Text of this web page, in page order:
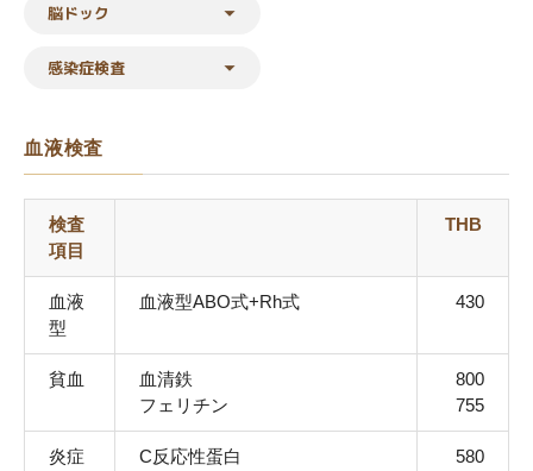
脳ドック
感染症検査
血液検査
検査
項目
THB
血液
型
血液型ABO式+Rh式 430
貧血
血清鉄
フェリチン
800
755
炎症
C反応性蛋白
580